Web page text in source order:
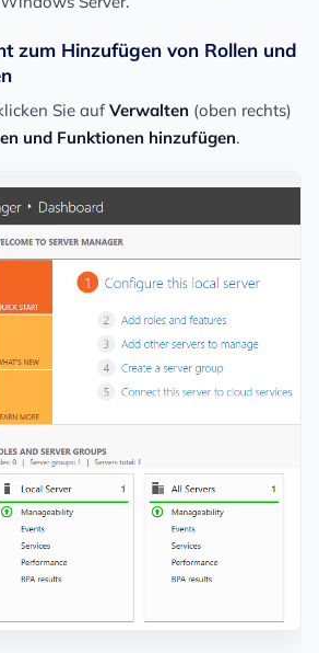
zum Hinzufügen von Rollen und
Sie aufVerwalten (oben rechts)
und Funktionen hinzufügen.